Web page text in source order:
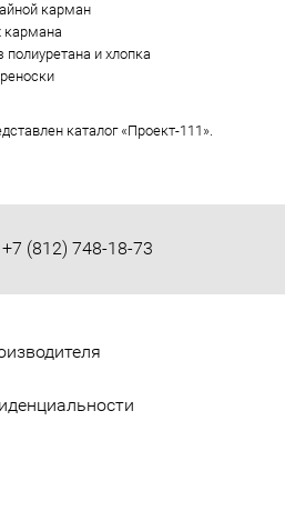
карман
кармана
и хлопка
каталог «Проект-111».
+7 (812) 748-18-73